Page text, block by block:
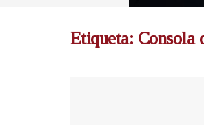
Etiqueta: Consola